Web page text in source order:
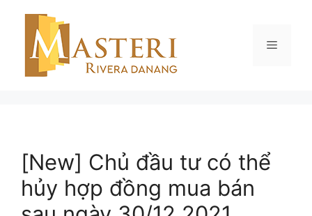
Menu
[New] Chủ đầu tư có thể
hủy hợp đồng mua bán